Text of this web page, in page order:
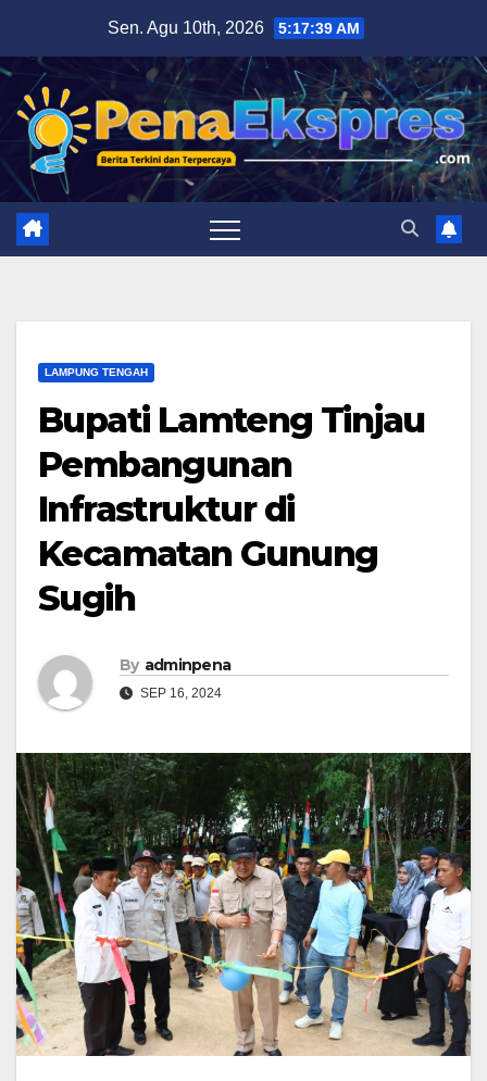
content
Sen. Agu 10th, 2026 5:17:40 AM
LAMPUNG TENGAH
Bupati Lamteng Tinjau
Pembangunan
Infrastruktur di
Kecamatan Gunung
Sugih
By adminpena
SEP 16, 2024